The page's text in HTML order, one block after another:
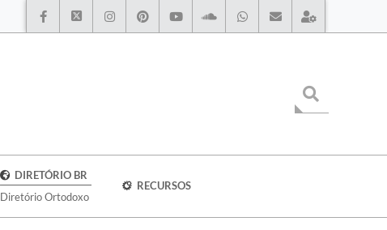
DIRETÓRIO BR
Diretório Ortodoxo
RECURSOS